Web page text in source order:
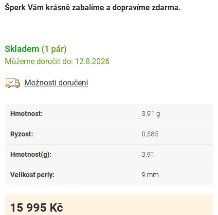
Šperk Vám krásně zabalíme a dopravíme zdarma.
Skladem (1 pár)
12.8.2026
Možnosti doručení
15 995 Kč
Hmotnost: 3,91 g
Ryzost: 0,585
Hmotnost(g): 3,91
Velikost perly: 9 mm